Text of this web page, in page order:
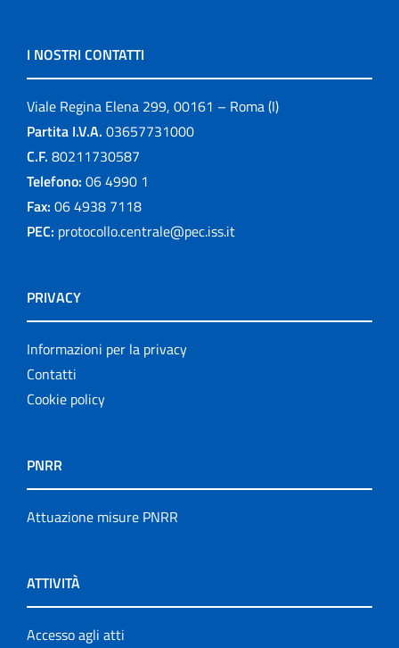
I NOSTRI CONTATTI
Viale Regina Elena 299, 00161 – Roma (I)
Partita I.V.A. 03657731000
C.F. 80211730587
Telefono: 06 4990 1
Fax: 06 4938 7118
PEC: protocollo.centrale@pec.iss.it
PRIVACY
Informazioni per la privacy
Contatti
Cookie policy
PNRR
Attuazione misure PNRR
ATTIVITÀ
Accesso agli atti